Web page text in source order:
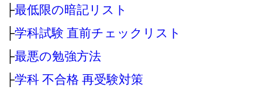
├最低限の暗記リスト
├学科試験 直前チェックリスト
├最悪の勉強方法
├学科 不合格 再受験対策